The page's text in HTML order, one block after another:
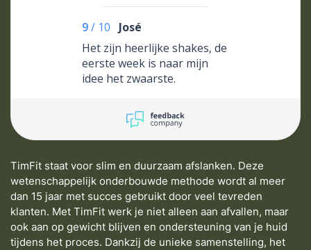
9/ 10
José
Het zijn heerlijke shakes, de
eerste week is naar mijn
idee het zwaarste.
TimFit staat voor slim en duurzaam afslanken. Deze
wetenschappelijk onderbouwde methode wordt al meer
dan 15 jaar met succes gebruikt door veel tevreden
klanten. Met TimFit werk je niet alleen aan afvallen, maar
ook aan op gewicht blijven en ondersteuning van je huid
tijdens het proces. Dankzij de unieke samenstelling, het